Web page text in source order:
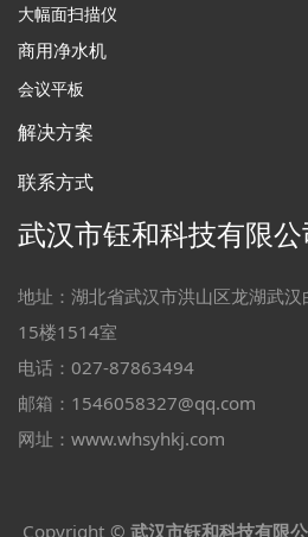
大幅面扫描仪
商用净水机
会议平板
解决方案
联系方式
武汉市钰和科技有限公
地址：湖北省武汉市洪山区龙湖武
15楼1514室
电话：027-87863494
邮箱：1546058327@qq.com
网址：www.whsyhkj.com
Copyright © 武汉市钰和科技有限